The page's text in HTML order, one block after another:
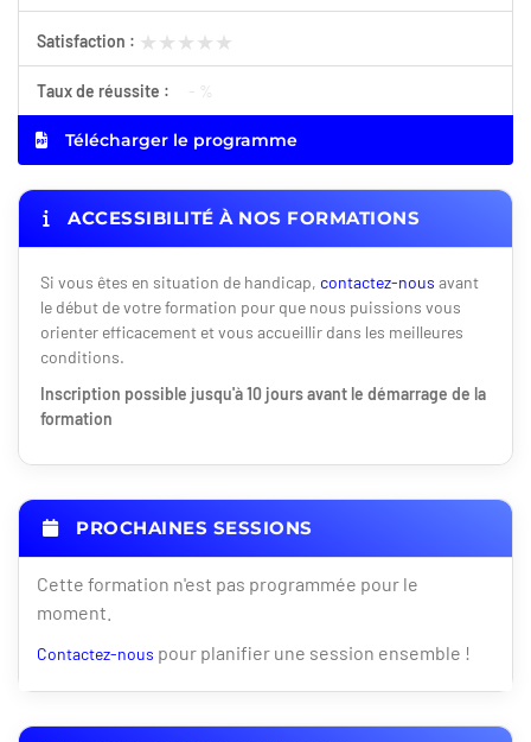
Satisfaction : ★★★★★
★★★★★
Taux de réussite : - %
Télécharger le programme
ACCESSIBILITÉ À NOS FORMATIONS
Si vous êtes en situation de handicap, contactez-nous avant
le début de votre formation pour que nous puissions vous
orienter efficacement et vous accueillir dans les meilleures
conditions.
Inscription possible jusqu'à 10 jours avant le démarrage de la
formation
PROCHAINES SESSIONS
Cette formation n'est pas programmée pour le
moment.
Contactez-nous pour planifier une session ensemble !